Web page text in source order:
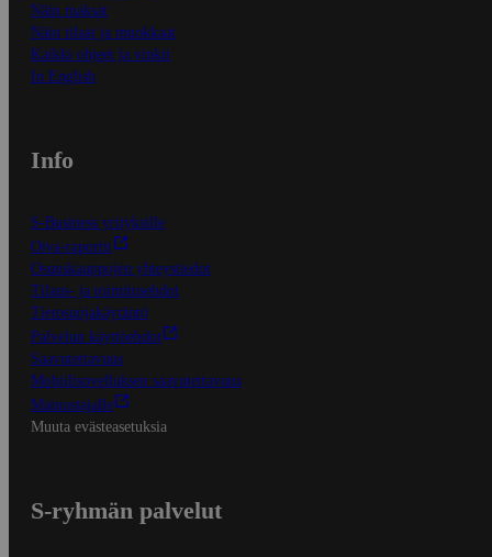
Näin maksat
Näin tilaat ja muokkaat
Kaikki ohjeet ja vinkit
In English
Info
S-Business yrityksille
Oiva-raportit
Osuuskauppojen yhteystiedot
Tilaus- ja toimitusehdot
Tietosuojakäytäntö
Palvelun käyttöehdot
Saavutettavuus
Mobiilisovelluksen saavutettavuus
Mainostajalle
Muuta evästeasetuksia
S-ryhmän palvelut